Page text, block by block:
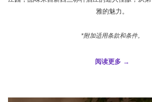
雅的魅力。
*附加适用条款和条件。
阅读更多